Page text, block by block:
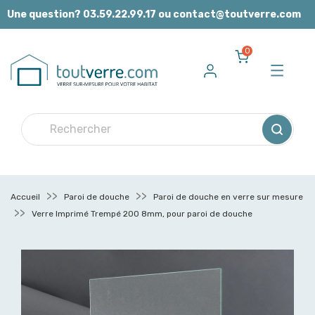
Panneau de gestion des cookies
Une question? 03.59.22.99.17 ou contact@toutverre.com
0
Accueil Paroi de douche
Paroi de douche en verre sur mesure
Verre Imprimé Trempé 200 8mm, pour paroi de douche